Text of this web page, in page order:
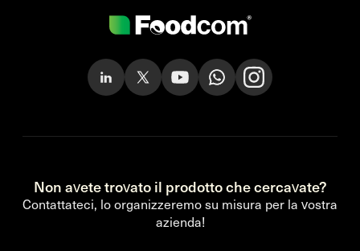
Non avete trovato il prodotto che cercavate?
Contattateci, lo organizzeremo su misura per la vostra
azienda!